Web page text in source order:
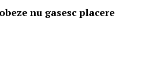
nu gasesc placere